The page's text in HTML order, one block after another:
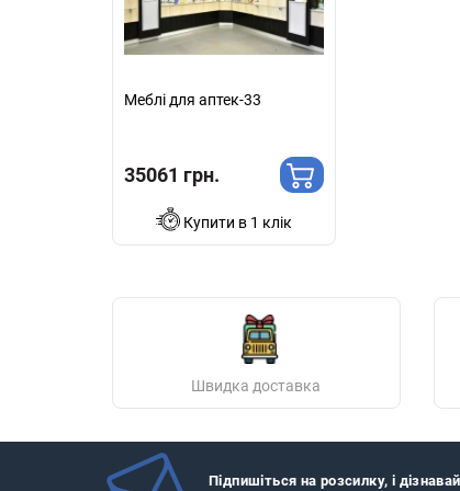
Меблі для аптек-33
35061 грн.
Купити в 1 клік
Швидка доставка
Підпишіться на розсилку, і